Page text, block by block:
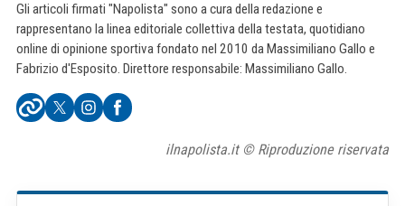
Gli articoli firmati "Napolista" sono a cura della redazione e
rappresentano la linea editoriale collettiva della testata, quotidiano
online di opinione sportiva fondato nel 2010 da Massimiliano Gallo e
Fabrizio d'Esposito. Direttore responsabile: Massimiliano Gallo.
ilnapolista.it © Riproduzione riservata